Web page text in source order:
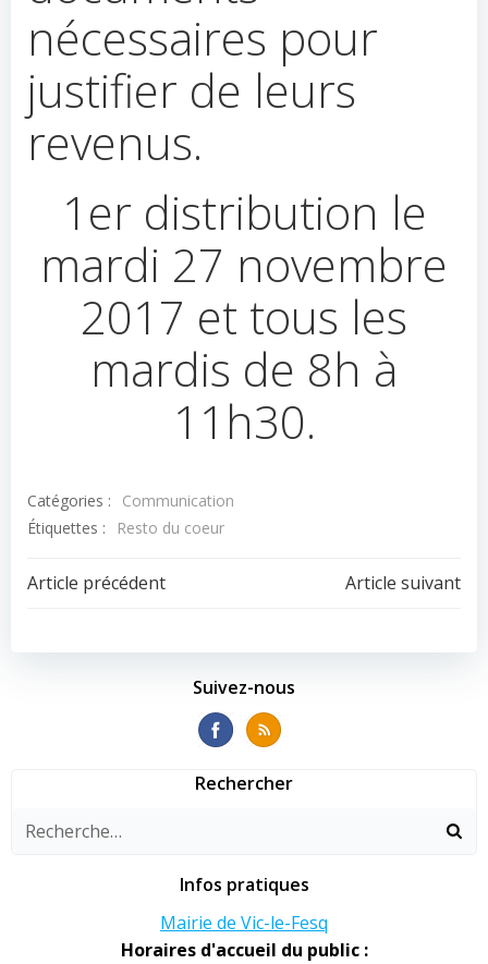
nécessaires pour
justifier de leurs
revenus.
1er distribution le
mardi 27 novembre
2017 et tous les
mardis de 8h à
11h30.
Catégories :
Communication
Étiquettes :
Resto du coeur
Navigation
de
Article précédent
Navigation
de
l’article
Article suivant
Suivez-nous
Rechercher
Infos pratiques
Mairie de Vic-le-Fesq
Horaires d'accueil du public :